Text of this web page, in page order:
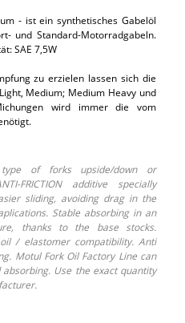
- ist ein synthetisches Gabelöl
und Standard-Motorradgabeln.
SAE 7,5W
zu erzielen lassen sich die
Medium; Medium Heavy und
wird immer die vom
of forks upside/down or
FRICTION additive specially
sliding, avoiding drag in the
Stable absorbing in an
thanks to the base stocks.
/ elastomer compatibility. Anti
Motul Fork Oil Factory Line can
Use the exact quantity